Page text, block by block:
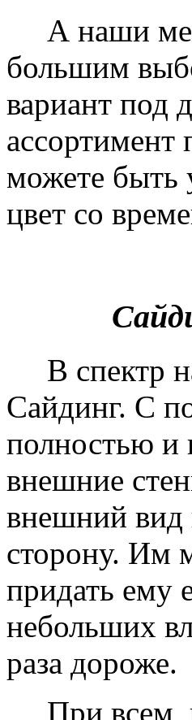
А наши
большим
вариант под
ассортимент
можете быть
цвет со
В спектр
Сайдинг. С
полностью и
внешние
внешний вид
сторону. Им
придать ему
небольших
раза дороже.
При всем,